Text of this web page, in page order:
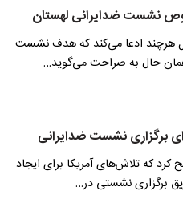
نشست ضدایرانی لهستان
هرچند ادعا می‌کند که هدف نشست
حال به صراحت می‌گوید…
برگزاری نشست ضدایرانی
که تلاش‌های آمریکا برای ایجاد
برگزاری نشستی در…